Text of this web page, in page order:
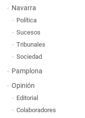
Navarra
Política
Sucesos
Tribunales
Sociedad
Pamplona
Opinión
Editorial
Colaboradores